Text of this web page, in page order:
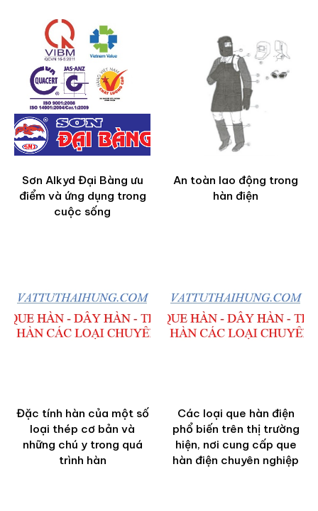
Sơn Alkyd Đại Bàng ưu
điểm và ứng dụng trong
cuộc sống
An toàn lao động trong
hàn điện
Đặc tính hàn của một số
loại thép cơ bản và
những chú y trong quá
trình hàn
Các loại que hàn điện
phổ biến trên thị trường
hiện, nơi cung cấp que
hàn điện chuyên nghiệp